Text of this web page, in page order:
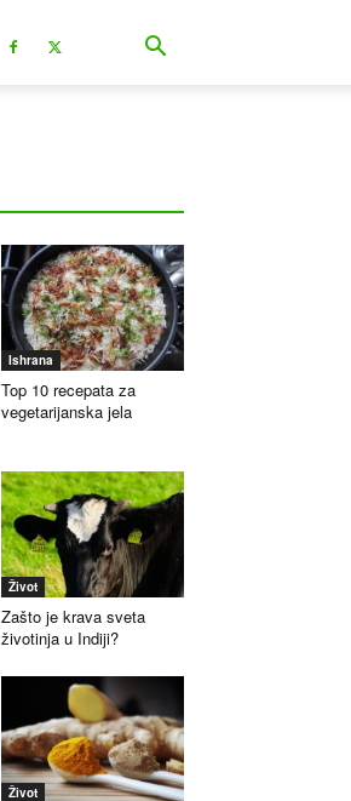
Ishrana
Top 10 recepata za
vegetarijanska jela
Život
Zašto je krava sveta
životinja u Indiji?
Život